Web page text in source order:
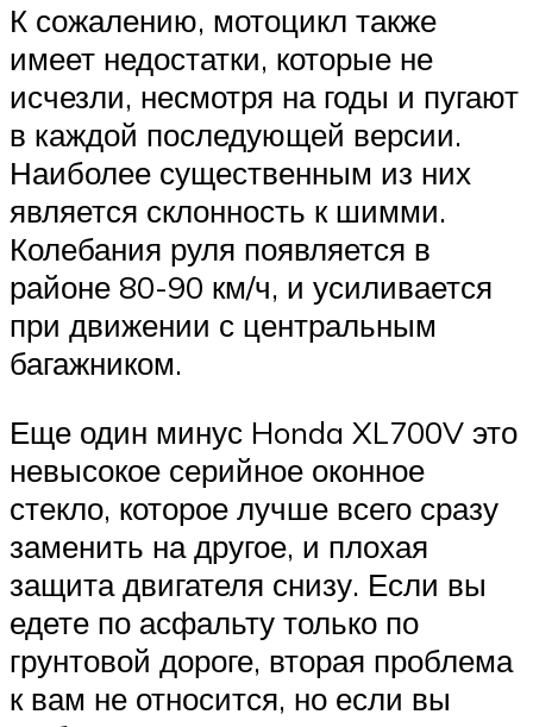
К сожалению, мотоцикл также
имеет недостатки, которые не
исчезли, несмотря на годы и пугают
в каждой последующей версии.
Наиболее существенным из них
является склонность к шимми.
Колебания руля появляется в
районе 80-90 км/ч, и усиливается
при движении с центральным
багажником.
Еще один минус Honda XL700V это
невысокое серийное оконное
стекло, которое лучше всего сразу
заменить на другое, и плохая
защита двигателя снизу. Если вы
едете по асфальту только по
грунтовой дороге, вторая проблема
к вам не относится, но если вы